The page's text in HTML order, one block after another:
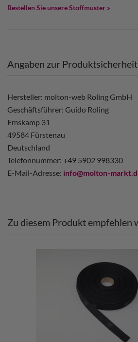
Bestellen Sie unsere Stoffmuster »
Angaben zur Produktsicherheit
Hersteller: molton-web Roling GmbH
Geschäftsführer: Guido Roling
Emskamp 31
49584 Fürstenau
Deutschland
Telefonnummer: +49 5902 998330
E-Mail-Adresse: info@molton-
Zu diesem Produkt empfehlen